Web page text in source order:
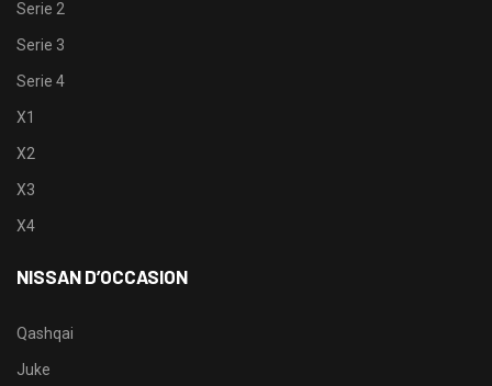
Serie 2
Serie 3
Serie 4
X1
X2
X3
X4
NISSAN D’OCCASION
Qashqai
Juke